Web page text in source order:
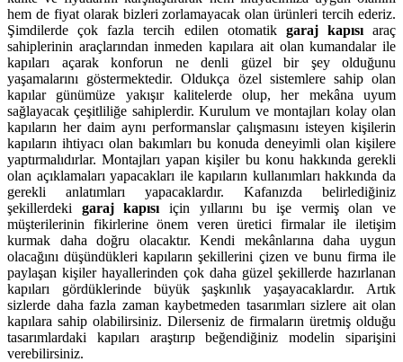
hem de fiyat olarak bizleri zorlamayacak olan ürünleri tercih ederiz.
Şimdilerde çok fazla tercih edilen otomatik garaj kapısıaraç
sahiplerinin araçlarından inmeden kapılara ait olan kumandalar ile
kapıları açarak konforun ne denli güzel bir şey olduğunu
yaşamalarını göstermektedir. Oldukça özel sistemlere sahip olan
kapılar günümüze yakışır kalitelerde olup, her mekâna uyum
sağlayacak çeşitliliğe sahiplerdir. Kurulum ve montajları kolay olan
kapıların her daim aynı performanslar çalışmasını isteyen kişilerin
kapıların ihtiyacı olan bakımları bu konuda deneyimli olan kişilere
yaptırmalıdırlar. Montajları yapan kişiler bu konu hakkında gerekli
olan açıklamaları yapacakları ile kapıların kullanımları hakkında da
gerekli anlatımları yapacaklardır. Kafanızda belirlediğiniz
şekillerdeki garaj kapısı için yıllarını bu işe vermiş olan ve
müşterilerinin fikirlerine önem veren üretici firmalar ile iletişim
kurmak daha doğru olacaktır. Kendi mekânlarına daha uygun
olacağını düşündükleri kapıların şekillerini çizen ve bunu firma ile
paylaşan kişiler hayallerinden çok daha güzel şekillerde hazırlanan
kapıları gördüklerinde büyük şaşkınlık yaşayacaklardır. Artık
sizlerde daha fazla zaman kaybetmeden tasarımları sizlere ait olan
kapılara sahip olabilirsiniz. Dilerseniz de firmaların üretmiş olduğu
tasarımlardaki kapıları araştırıp beğendiğiniz modelin siparişini
verebilirsiniz.